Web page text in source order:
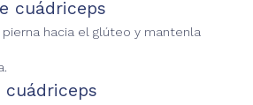
cuádriceps
hacia el glúteo y mantenla